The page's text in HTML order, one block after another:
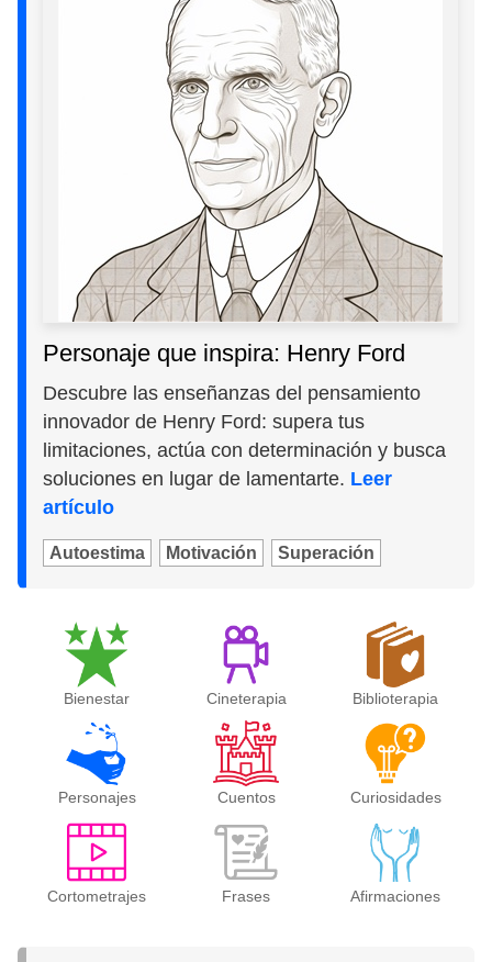
Personaje que inspira: Henry Ford
Descubre las enseñanzas del pensamiento
innovador de Henry Ford: supera tus
limitaciones, actúa con determinación y busca
soluciones en lugar de lamentarte. Leer
artículo
Autoestima Motivación Superación
Bienestar Cineterapia Biblioterapia
Personajes Cuentos Curiosidades
Cortometrajes Frases Afirmaciones